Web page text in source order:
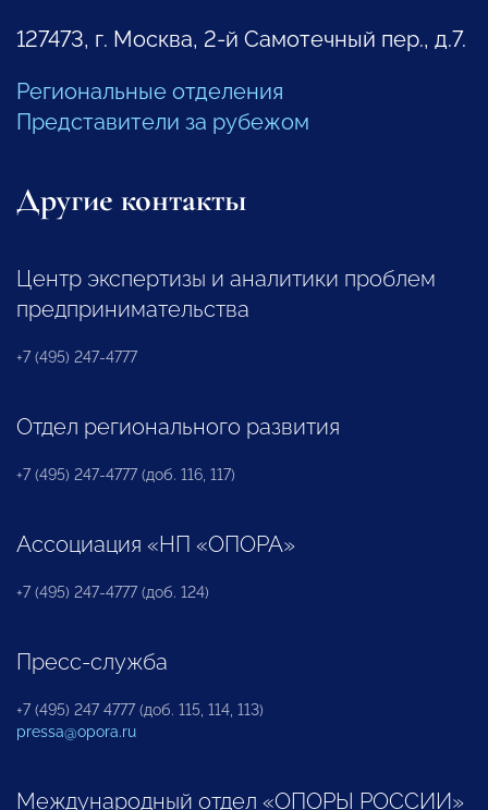
127473, г. Москва, 2-й Самотечный пер., д.7.
Региональные отделения
Представители за рубежом
Другие контакты
Центр экспертизы и аналитики проблем
предпринимательства
+7 (495) 247-4777
Отдел регионального развития
+7 (495) 247-4777 (доб. 116, 117)
Ассоциация «НП «ОПОРА»
+7 (495) 247-4777 (доб. 124)
Пресс-служба
+7 (495) 247 4777 (доб. 115, 114, 113)
pressa@opora.ru
Международный отдел «ОПОРЫ РОССИИ»